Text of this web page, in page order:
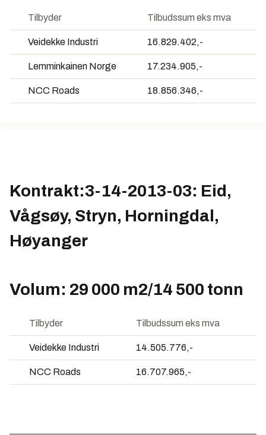
Tilbyder Tilbudssum eks mva
Veidekke Industri 16.829.402,-
Lemminkainen Norge 17.234.905,-
NCC Roads 18.856.346,-
Kontrakt:3-14-2013-03: Eid,
Vågsøy, Stryn, Horningdal,
Høyanger
Volum: 29 000 m2/14 500 tonn
Tilbyder Tilbudssum eks mva
Veidekke Industri 14.505.776,-
NCC Roads 16.707.965,-